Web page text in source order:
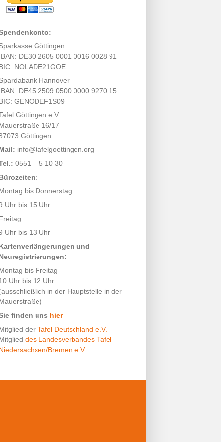
Sparkasse Göttingen
IBAN: DE30 2605 0001 0016 0028 91
BIC: NOLADE21GOE
Spardabank Hannover
IBAN: DE45 2509 0500 0000 9270 15
BIC: GENODEF1S09
Göttingen e.V.
Mauerstraße 16/17
Göttingen
Mail: info@tafelgoettingen.org
0551 – 5 10 30
Bürozeiten:
Montag bis Donnerstag:
Uhr bis 15 Uhr
Freitag:
Uhr bis 13 Uhr
Kartenverlängerungen und
Neuregistrierungen:
Montag bis Freitag
10 Uhr bis 12 Uhr
(ausschließlich in der Hauptstelle in der
Mauerstraße)
finden uns hier
Mitglied derTafel Deutschland e.V.
Mitglieddes Landesverbandes Tafel
Niedersachsen/Bremen e.V.